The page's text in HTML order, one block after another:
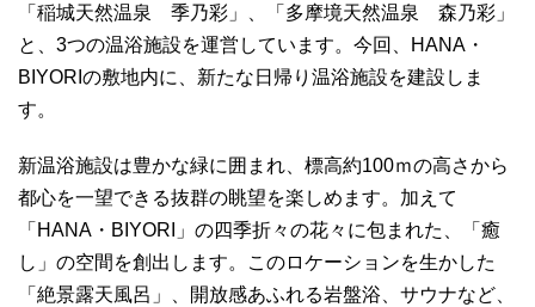
「稲城天然温泉 季乃彩」、「多摩境天然温泉 森乃彩」
と、3つの温浴施設を運営しています。今回、HANA・
BIYORIの敷地内に、新たな日帰り温浴施設を建設しま
す。
新温浴施設は豊かな緑に囲まれ、標高約100ｍの高さから
都心を一望できる抜群の眺望を楽しめます。加えて
「HANA・BIYORI」の四季折々の花々に包まれた、「癒
し」の空間を創出します。このロケーションを生かした
「絶景露天風呂」、開放感あふれる岩盤浴、サウナなど、